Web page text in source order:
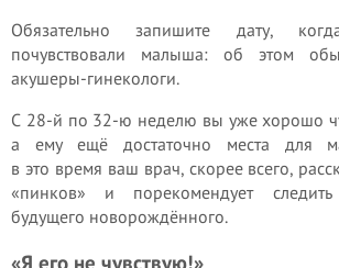
Обязательно запишите дату,
почувствовали малыша: об этом
акушеры-гинекологи.
С 28-й по 32-ю неделю вы уже хорошо
а ему ещё достаточно места для
в это время ваш врач, скорее всего,
«пинков» и порекомендует
будущего новорождённого.